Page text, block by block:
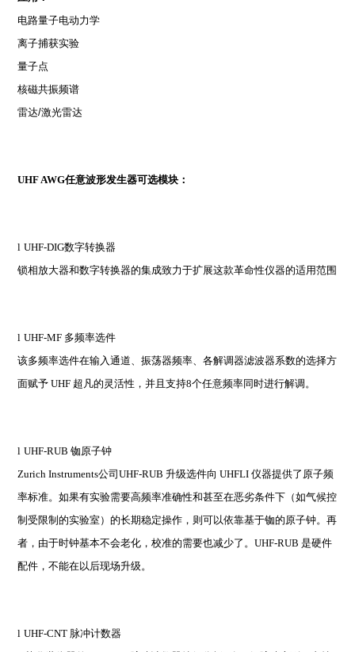
电路量子电动力学
离子捕获实验
量子点
核磁共振频谱
雷达/激光雷达
UHF AWG任意波形发生器可选模块：
l UHF-DIG数字转换器
锁相放大器和数字转换器的集成致力于扩展这款革命性仪器的适用范围
l UHF-MF 多频率选件
该多频率选件在输入通道、振荡器频率、各解调器滤波器系数的选择方
面赋予 UHF 超凡的灵活性，并且支持8个任意频率同时进行解调。
l UHF-RUB铷原子钟
Zurich Instruments公司UHF-RUB 升级选件向 UHFLI 仪器提供了原子频
率标准。如果有实验需要高频率准确性和甚至在恶劣条件下（如气候控
制受限制的实验室）的长期稳定操作，则可以依靠基于铷的原子钟。再
者，由于时钟基本不会老化，校准的需要也减少了。UHF-RUB 是硬件
配件，不能在以后现场升级。
l UHF-CNT 脉冲计数器